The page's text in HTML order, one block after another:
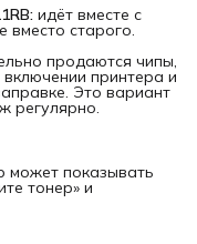
идёт вместе с
вместо старого.
продаются чипы,
принтера и
Это вариант
регулярно.
может показывать
тонер» и